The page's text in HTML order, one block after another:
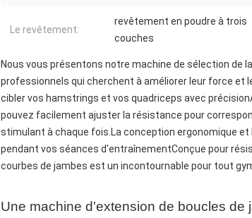
Le revêtement:
revêtement en poudre à trois
couches
Nous vous présentons notre machine de sélection de
professionnels qui cherchent à améliorer leur force et
cibler vos hamstrings et vos quadriceps avec
pouvez facilement ajuster la résistance pour
stimulant à chaque fois.La conception ergonomique
pendant vos séances d'entraînementConçue pour
courbes de jambes est un incontournable pour tout
Une machine d'extension de boucles